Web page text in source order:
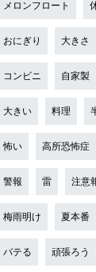
メロンフロート
おにぎり 大きさ
コンビニ 自家製
大きい 料理
怖い 高所恐怖症
警報 雷 注意
梅雨明け 夏本番
バテる 頑張ろう